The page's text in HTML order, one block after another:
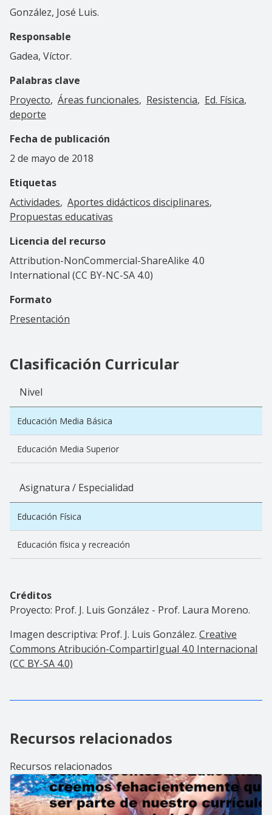
González, José Luis.
Responsable
Gadea, Víctor.
Palabras clave
Proyecto Áreas funcionales Resistencia
Ed. Física
deporte
Fecha de publicación
2 de mayo de 2018
Etiquetas
Actividades Aportes didácticos disciplinares
Propuestas educativas
Licencia del recurso
Attribution-NonCommercial-ShareAlike 4.0
International (CC BY-NC-SA 4.0)
Formato
Presentación
Clasificación Curricular
Nivel
Educación Media Básica
Educación Media Superior
Asignatura / Especialidad
Educación Física
Educación física y recreación
Créditos
Proyecto: Prof. J. Luis González - Prof. Laura Moreno.
Imagen descriptiva: Prof. J. Luis González. Creative
Commons Atribución-CompartirIgual 4.0 Internacional
(CC BY-SA 4.0)
Recursos relacionados
Recursos relacionados